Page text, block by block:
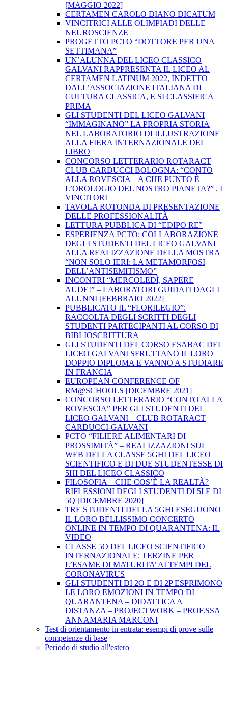
[MAGGIO 2022]
CERTAMEN CAROLO DIANO DICATUM
VINCITRICI ALLE OLIMPIADI DELLE
NEUROSCIENZE
PROGETTO PCTO “DOTTORE PER UNA
SETTIMANA”
UN’ALUNNA DEL LICEO CLASSICO
GALVANI RAPPRESENTA IL LICEO AL
CERTAMEN LATINUM 2022, INDETTO
DALL’ASSOCIAZIONE ITALIANA DI
CULTURA CLASSICA, E SI CLASSIFICA
PRIMA
GLI STUDENTI DEL LICEO GALVANI
“IMMAGINANO” LA PROPRIA STORIA
NEL LABORATORIO DI ILLUSTRAZIONE
ALLA FIERA INTERNAZIONALE DEL
LIBRO
CONCORSO LETTERARIO ROTARACT
CLUB CARDUCCI BOLOGNA: “CONTO
ALLA ROVESCIA – A CHE PUNTO È
L’OROLOGIO DEL NOSTRO PIANETA?” . I
VINCITORI
TAVOLA ROTONDA DI PRESENTAZIONE
DELLE PROFESSIONALITÀ
LETTURA PUBBLICA DI “EDIPO RE”
ESPERIENZA PCTO: COLLABORAZIONE
DEGLI STUDENTI DEL LICEO GALVANI
ALLA REALIZZAZIONE DELLA MOSTRA
“NON SOLO IERI: LA METAMORFOSI
DELL’ANTISEMITISMO”
INCONTRI “MERCOLEDÌ, SAPERE
AUDE!” – LABORATORI GUIDATI DAGLI
ALUNNI [FEBBRAIO 2022]
PUBBLICATO IL “FLORILEGIO”:
RACCOLTA DEGLI SCRITTI DEGLI
STUDENTI PARTECIPANTI AL CORSO DI
BIBLIOSCRITTURA
GLI STUDENTI DEL CORSO ESABAC DEL
LICEO GALVANI SFRUTTANO IL LORO
DOPPIO DIPLOMA E VANNO A STUDIARE
IN FRANCIA
EUROPEAN CONFERENCE OF
RM@SCHOOLS [DICEMBRE 2021]
CONCORSO LETTERARIO “CONTO ALLA
ROVESCIA” PER GLI STUDENTI DEL
LICEO GALVANI – CLUB ROTARACT
CARDUCCI-GALVANI
PCTO “FILIERE ALIMENTARI DI
PROSSIMITÀ” – REALIZZAZIONI SUL
WEB DELLA CLASSE 5GHI DEL LICEO
SCIENTIFICO E DI DUE STUDENTESSE DI
5HI DEL LICEO CLASSICO
FILOSOFIA – CHE COS’È LA REALTÀ?
RIFLESSIONI DEGLI STUDENTI DI 5I E DI
5Q [DICEMBRE 2020]
TRE STUDENTI DELLA 5GHI ESEGUONO
IL LORO BELLISSIMO CONCERTO
ONLINE IN TEMPO DI QUARANTENA: IL
VIDEO
CLASSE 5O DEL LICEO SCIENTIFICO
INTERNAZIONALE: TERZINE PER
L’ESAME DI MATURITA’ AI TEMPI DEL
CORONAVIRUS
GLI STUDENTI DI 2O E DI 2P ESPRIMONO
LE LORO EMOZIONI IN TEMPO DI
QUARANTENA – DIDATTICA A
DISTANZA – PROJECTWORK – PROF.SSA
ANNAMARIA MARCONI
Test di orientamento in entrata: esempi di prove sulle
competenze di base
Periodo di studio all'estero